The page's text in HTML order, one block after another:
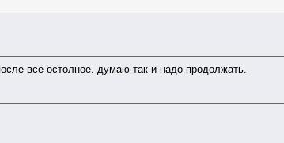
всё остолное. думаю так и надо продолжать.